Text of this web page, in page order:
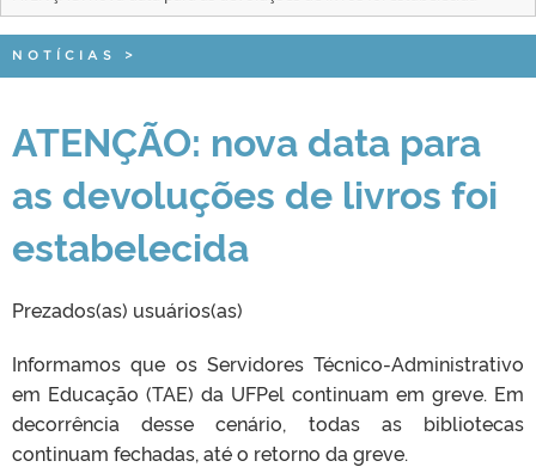
OUVIDORIA
TELEFONES
NOTÍCIAS >
ATENÇÃO: nova data para
as devoluções de livros foi
estabelecida
Prezados(as) usuários(as)
Informamos que os Servidores Técnico-Administrativo
em Educação (TAE) da UFPel continuam em greve. Em
decorrência desse cenário, todas as bibliotecas
continuam fechadas, até o retorno da greve.